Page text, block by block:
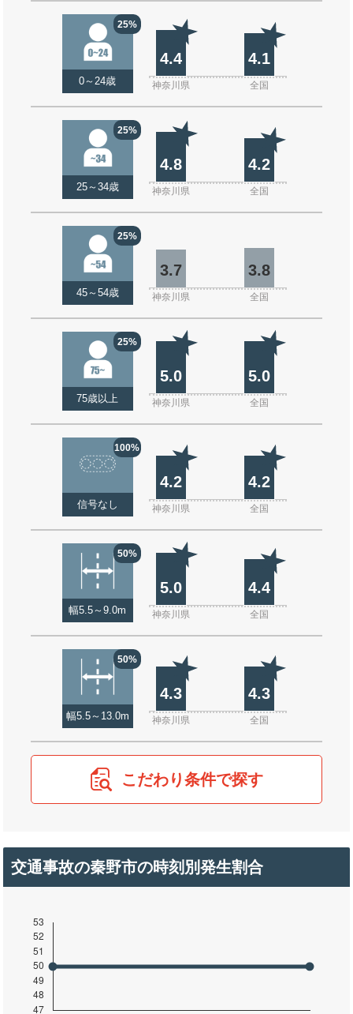
25%
0～24歳
4.4 4.1
神奈川県 全国
25%
25～34歳
4.8 4.2
神奈川県 全国
25%
45～54歳
3.7 3.8
神奈川県 全国
25%
75歳以上
5.0 5.0
神奈川県 全国
100%
信号なし
4.2 4.2
神奈川県 全国
50%
幅5.5～9.0m
5.0 4.4
神奈川県 全国
50%
幅5.5～13.0m
4.3 4.3
神奈川県 全国
こだわり条件で探す
交通事故の秦野市の時刻別発生割合